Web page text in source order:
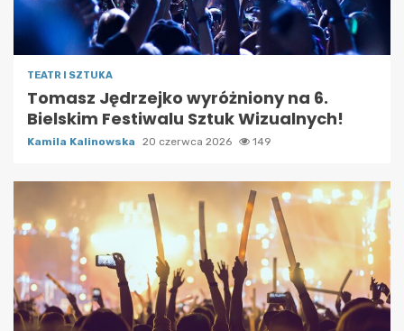
TEATR I SZTUKA
Tomasz Jędrzejko wyróżniony na 6.
Bielskim Festiwalu Sztuk Wizualnych!
Kamila Kalinowska 20 czerwca 2026 149